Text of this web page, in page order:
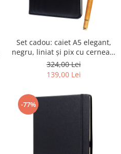
Set cadou: caiet A5 elegant,
negru, liniat și pix cu cerneală
neagră - Peterson PTR-PTN
339-NOT-2-3798 B
324,00 Lei
139,00 Lei
-77%